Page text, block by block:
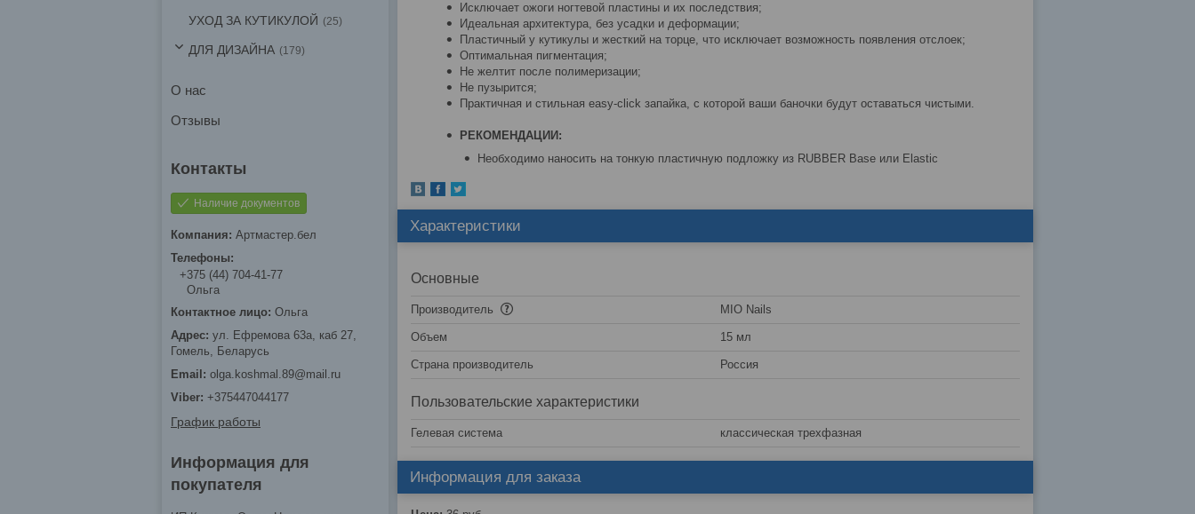
Исключает ожоги ногтевой пластины и их последствия;
Идеальная архитектура, без усадки и деформации;
Пластичный у кутикулы и жесткий на торце, что исключает возможность появления отслоек;
Оптимальная пигментация;
Не желтит после полимеризации;
Не пузырится;
Практичная и стильная easy-click запайка, с которой ваши баночки будут оставаться чистыми.
РЕКОМЕНДАЦИИ:
Необходимо наносить на тонкую пластичную подложку из RUBBER Base или Elastic
Характеристики
Основные
Производитель MIO Nails
Объем 15 мл
Страна производитель Россия
Пользовательские характеристики
Гелевая система классическая трехфазная
Информация для заказа
УХОД ЗА КУТИКУЛОЙ 25
ДЛЯ ДИЗАЙНА 179
О нас
Отзывы
Наличие документов
Артмастер.бел
+375 (44) 704-41-77
Ольга
Ольга
ул. Ефремова 63а, каб 27,
Гомель, Беларусь
olga.koshmal.89@mail.ru
+375447044177
График работы
Информация для
покупателя